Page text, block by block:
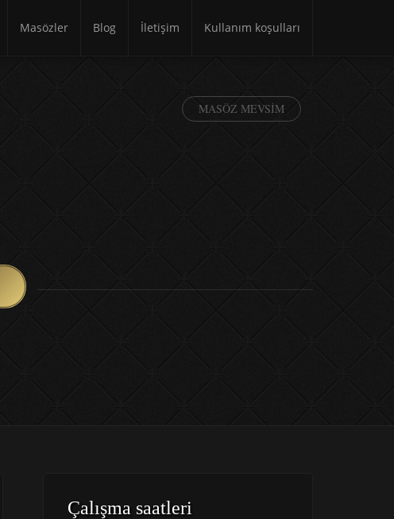
Masözler Blog İletişim Kullanım koşulları
MASÖZ MEVSIM
Çalışma saatleri